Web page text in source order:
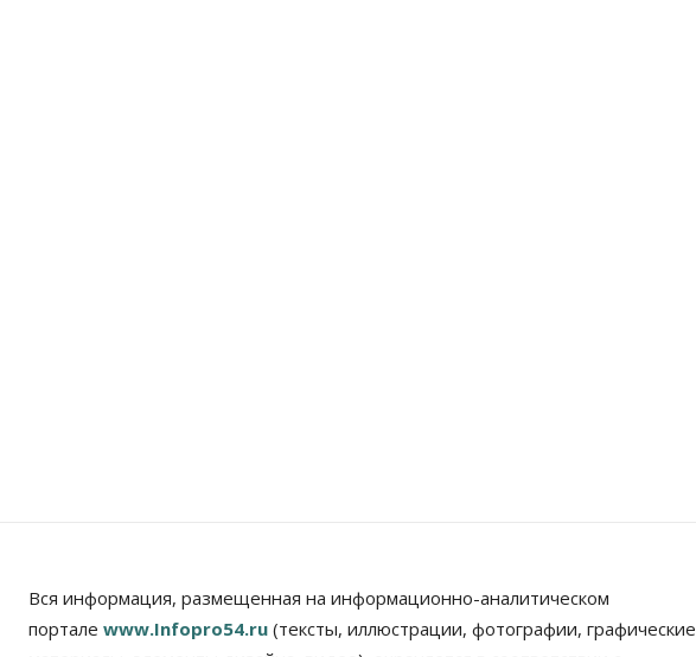
Вся информация, размещенная на информационно-аналитическом
портале www.Infopro54.ru (тексты, иллюстрации, фотографии, графические